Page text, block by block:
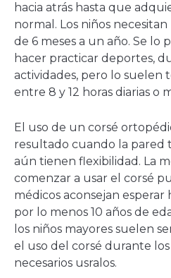
hacia atrás hasta que
normal. Los niños
de 6 meses a un año. Se lo
hacer practicar deportes,
actividades, pero lo
entre 8 y 12 horas diarias o
El uso de un corsé
resultado cuando la pared
aún tienen flexibilidad. La
comenzar a usar el corsé
médicos aconsejan
por lo menos 10 años de
los niños mayores suelen
el uso del corsé durante los
necesarios usralos.